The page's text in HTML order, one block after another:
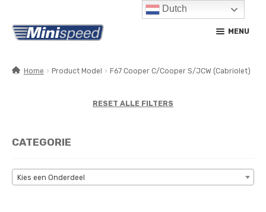
Ga
door
navigatie
Ga
naar
inhoud
MENU
CONTACT
MIJN ACCOUNT
Home Product Model F67 Cooper C/Cooper S/JCW (Cabriolet)
RESET ALLE FILTERS
CATEGORIE
Kies een Onderdeel
Dutch